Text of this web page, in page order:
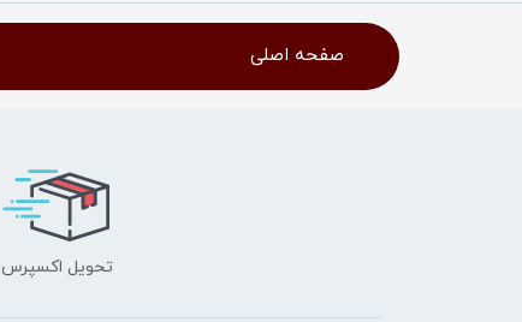
صفحه اصلی
تحویل اکسپرس